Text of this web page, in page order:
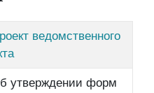
ведомственного
утверждении форм